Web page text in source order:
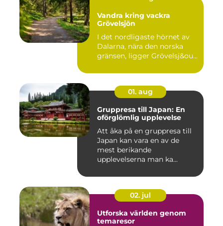
Vandra kring vackra
Grövelsjön
I det nordligaste hörnet av
Dalarna, nära den norska
gränsen, ligger Grövelsj&ou...
01. aug
Gruppresa till Japan: En
oförglömlig upplevelse
Att åka på en gruppresa till
Japan kan vara en av de
mest berikande
upplevelserna man ka...
02. jul
Utforska världen genom
temaresor